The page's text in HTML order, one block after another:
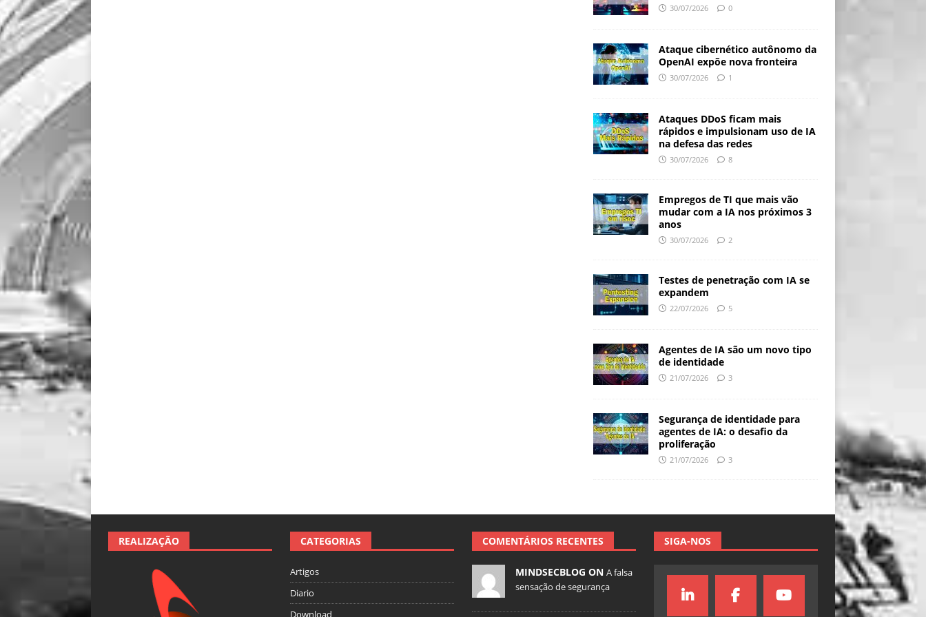
30/07/2026 0
Ataque cibernético autônomo da
OpenAI expõe nova fronteira
30/07/2026 1
Ataques DDoS ficam mais
rápidos e impulsionam uso de IA
na defesa das redes
30/07/2026 8
Empregos de TI que mais vão
mudar com a IA nos próximos 3
anos
30/07/2026 2
Testes de penetração com IA se
expandem
22/07/2026 5
Agentes de IA são um novo tipo
de identidade
21/07/2026 3
Segurança de identidade para
agentes de IA: o desafio da
proliferação
21/07/2026 3
REALIZAÇÃO CATEGORIAS
Artigos
Diario
Download
COMENTÁRIOS RECENTES
MINDSECBLOG ON A falsa
sensação de segurança
SIGA-NOS